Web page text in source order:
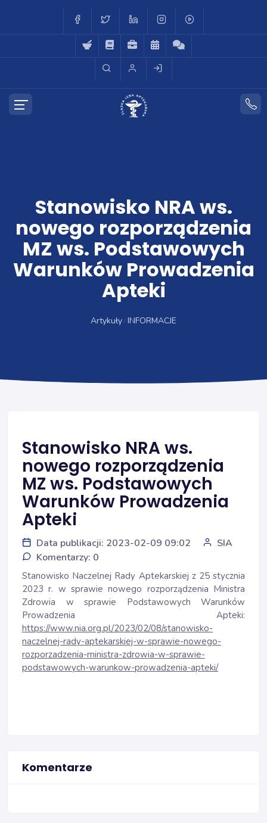
Stanowisko NRA ws.
nowego rozporządzenia
MZ ws. Podstawowych
Warunków Prowadzenia
Apteki
Artykuły INFORMACJE
Stanowisko NRA ws.
nowego rozporządzenia
MZ ws. Podstawowych
Warunków Prowadzenia
Apteki
Data publikacji: 2023-02-09 09:02
SIA
Komentarzy: 0
Stanowisko Naczelnej Rady Aptekarskiej z 25 stycznia
2023 r. w sprawie nowego rozporządzenia Ministra
Zdrowia w sprawie Podstawowych Warunków
Prowadzenia Apteki:
https://www.nia.org.pl/2023/02/08/stanowisko-
naczelnej-rady-aptekarskiej-w-sprawie-nowego-
rozporzadzenia-ministra-zdrowia-w-sprawie-
podstawowych-warunkow-prowadzenia-apteki/
Komentarze